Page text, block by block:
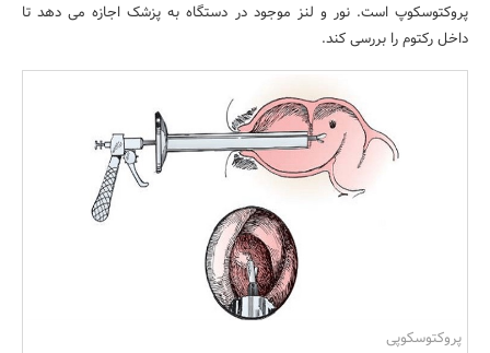
پروکتوسکوپ است. نور و لنز موجود در دستگاه به پزشک اجازه می دهد تا
داخل رکتوم را بررسی کند.
پروکتوسکوپی